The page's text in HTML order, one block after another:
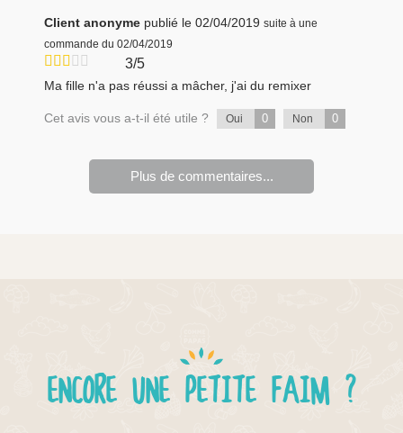
Client anonyme publié le 02/04/2019 suite à une
commande du 02/04/2019
3/5
Ma fille n'a pas réussi a mâcher, j'ai du remixer
Cet avis vous a-t-il été utile ? Oui 0 Non 0
Plus de commentaires...
ENCORE UNE PETITE FAIM ?